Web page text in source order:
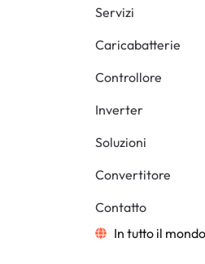
Servizi
Caricabatterie
Controllore
Inverter
Soluzioni
Convertitore
Contatto
In tutto il mondo